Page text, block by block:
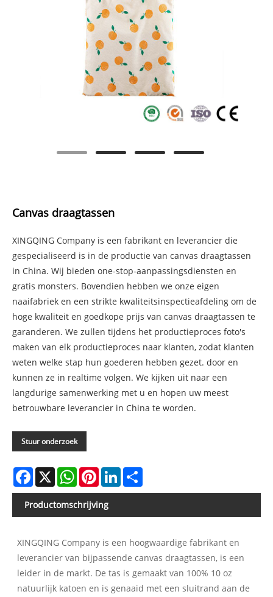
Canvas draagtassen
XINGQING Company is een fabrikant en leverancier die
gespecialiseerd is in de productie van canvas draagtassen
in China. Wij bieden one-stop-aanpassingsdiensten en
gratis monsters. Bovendien hebben we onze eigen
naaifabriek en een strikte kwaliteitsinspectieafdeling om de
hoge kwaliteit en goedkope prijs van canvas draagtassen te
garanderen. We zullen tijdens het productieproces foto's
maken van elk productieproces naar klanten, zodat klanten
weten welke stap hun goederen hebben gezet. door en
kunnen ze in realtime volgen. We kijken uit naar een
langdurige samenwerking met u en hopen uw meest
betrouwbare leverancier in China te worden.
Stuur onderzoek
Facebook
X WhatsAppPinterestLinkedIn
Productomschrijving
XINGQING Company is een hoogwaardige fabrikant en
leverancier van bijpassende canvas draagtassen, is een
leider in de markt. De tas is gemaakt van 100% 10 oz
natuurlijk katoen en is genaaid met een sluitrand aan de